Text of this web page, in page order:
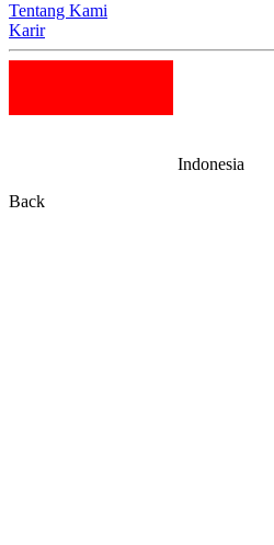
Tentang Kami
Karir
Indonesia
Back